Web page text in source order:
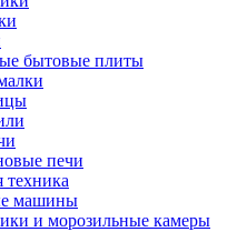
бытовые плиты
печи
техника
машины
и морозильные камеры